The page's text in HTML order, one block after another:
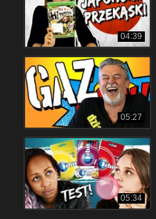
04:39
05:27
05:34